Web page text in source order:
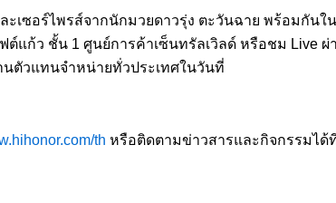
ะเซอร์ไพรส์จากนักมวยดาวรุ่ง ตะวันฉาย พร้อมกัน
แก้ว ชั้น 1 ศูนย์การค้าเซ็นทรัลเวิลด์ หรือชม Live ผ่
นตัวแทนจำหน่ายทั่วประเทศในวันที่
th หรือติดตามข่าวสารและกิจกรรมได้